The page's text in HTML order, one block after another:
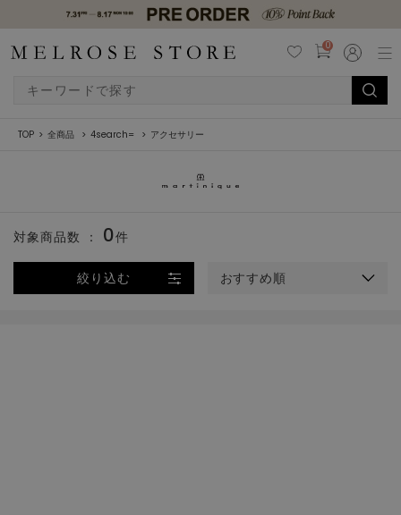
0
TOP 全商品 4search= アクセサリー
絞り込む おすすめ順
対象商品数 ： 0件